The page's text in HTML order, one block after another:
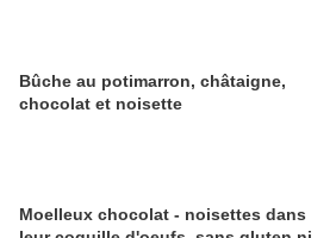
Bûche au potimarron, châtaigne,
chocolat et noisette
Moelleux chocolat - noisettes dans